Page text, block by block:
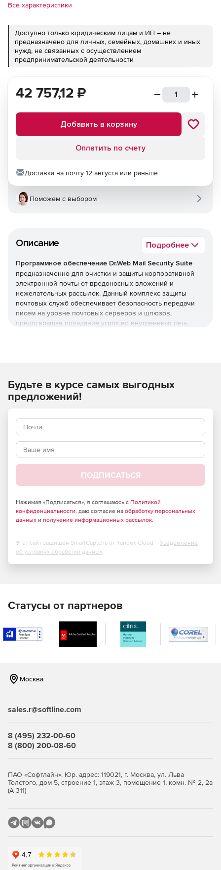
Все характеристики
Доступно только юридическим лицам и ИП – не
предназначено для личных, семейных, домашних и иных
нужд, не связанных с осуществлением
предпринимательской деятельности
Описание Подробнее
Программное обеспечение Dr.Web Mail Security Suite
предназначенно для очистки и защиты корпоративной
электронной почты от вредоносных вложений и
нежелательных рассылок. Данный комплекс защиты
почтовых служб обеспечивает безопасность передачи
писем на уровне почтовых серверов и шлюзов,
предотвращая попадание угроз во внутреннюю сеть
Преимущества Dr.Web Mail
Security Suite
Возможность использования в организациях,
требующих повышенного уровня безопасности –
продукт полностью отвечает требованиям
сертификатами соответствия ФСТЭК России и ФСБ.
Большие возможности по установке и тонкой
настройке в зависимости от потребностей компании.
Высокая скорость сканирования при минимальной
нагрузке на операционную систему, что позволяет
Встроенный антиспам, не требующий обучения
(действует с момента установки), который
спискам, что позволяет как исключать из проверки
определенные адреса, так и увеличивать ее
эффективность.
сотрудников, а следовательно – существенно
строй и упрощает сопровождение продукта.
Уникальные технологии обнаружения неизвестных
(при старте системы).
планировщика Windows.
42 757,12 ₽
Добавить в корзину
Оплатить по счету
Доставка на почту 12 августа или раньше
Поможем с выбором
Будьте в курсе самых выгодных
предложений!
ПОДПИСАТЬСЯ
Нажимая «Подписаться», я соглашаюсь с Политикой
конфиденциальности, даю согласие на обработку персональных
данных и получение информационных рассылок.
Этот сайт защищен SmartCaptcha от Yandex Cloud - Уведомление
об условиях обработки данных
Статусы от партнеров
Москва
sales.r@softline.com
8 (495) 232-00-60
8 (800) 200-08-60
ПАО «Софтлайн». Юр. адрес: 119021, г. Москва, ул. Льва
Толстого, дом 5, строение 1, этаж 3, помещение 1, комн. № 2, 2а
(А-311)